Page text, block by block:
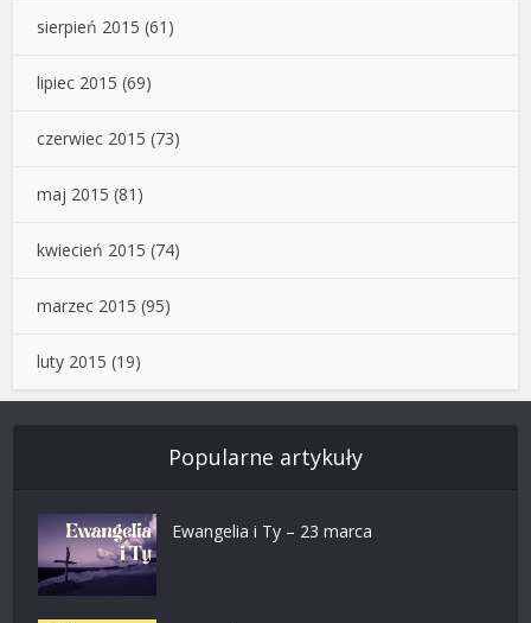
sierpień 2015 (61)
lipiec 2015 (69)
czerwiec 2015 (73)
maj 2015 (81)
kwiecień 2015 (74)
marzec 2015 (95)
luty 2015 (19)
Popularne artykuły
Ewangelia i Ty – 23 marca